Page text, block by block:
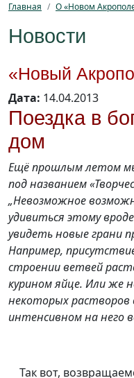
Главная О «Новом
Новости
«Новый
Дата: 14.04.2013
Поездка в
дом
Ещё прошлым летом
под названием
„Невозможное
удивиться этому
увидеть новые грани
Например,
строении ветвей
курином яйце. Или же
некоторых растворов
интенсивном на него
Так вот,